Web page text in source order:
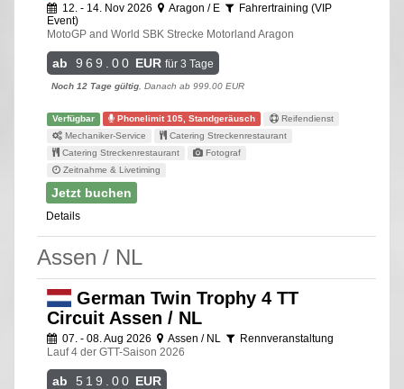
12. - 14. Nov 2026 Aragon / E
Fahrertraining (VIP
Event)
MotoGP and World SBK Strecke Motorland Aragon
ab 969.00 EUR für 3 Tage
Noch 12 Tage gültig , Danach ab 999.00 EUR
Verfügbar Phonelimit 105, Standgeräusch
Reifendienst
Mechaniker-Service
Catering Streckenrestaurant
Catering Streckenrestaurant
Fotograf
Zeitnahme & Livetiming
Jetzt buchen
Details
Assen / NL
German Twin Trophy 4 TT
Circuit Assen / NL
07. - 08. Aug 2026 Assen / NL
Rennveranstaltung
Lauf 4 der GTT-Saison 2026
ab 519.00 EUR